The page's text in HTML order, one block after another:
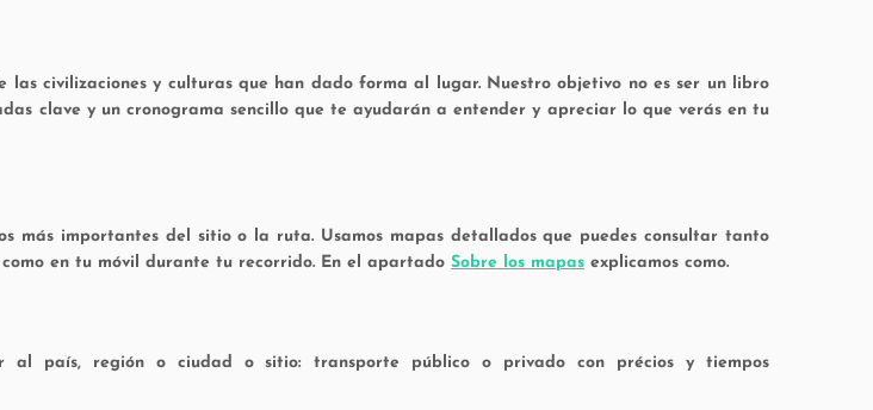
las civilizaciones y culturas que han dado forma al lugar. Nuestro objetivo no es ser un libro
clave y un cronograma sencillo que te ayudarán a entender y apreciar lo que verás en tu
más importantes del sitio o la ruta. Usamos mapas detallados que puedes consultar tanto
en tu móvil durante tu recorrido. En el apartado Sobre los mapas explicamos como.
al país, región o ciudad o sitio: transporte público o privado con précios y tiempos